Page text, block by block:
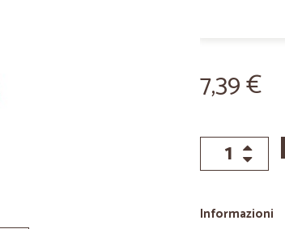
7,39 €
Informazioni